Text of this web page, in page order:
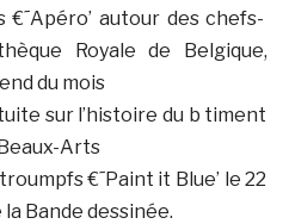
€˜Apéro’ autour des chefs-
Royale de Belgique,
du mois
sur l’histoire du b timent
Arts
€˜Paint it Blue’ le 22
Bande dessinée.